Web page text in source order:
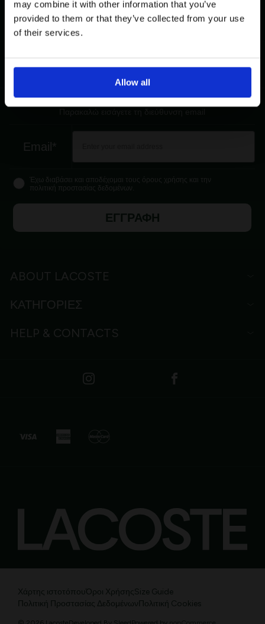
may combine it with other information that you’ve
provided to them or that they’ve collected from your use
of their services.
Allow all
Δωρεάν Αποστολές για Αγορές άνω
των 80€
Επικοινωνία
Εγγραφείτε στο Newsletter και κερδίστε 10%
Email*
Έχω διαβάσει και αποδέχομαι τους όρους χρήσης και την
πολιτική προστασίας δεδομένων.
ΕΓΓΡΑΦΗ
ABOUT LACOSTE
ΚΑΤΗΓΟΡΙΕΣ
HELP & CONTACTS
Χάρτης ιστοτόπουΌροι ΧρήσηςSize Guide
Πολιτική Προστασίας ΔεδομένωνΠολιτική Cookies
Με την εγγραφή σας, συμφωνείτε να λαμβάνετε
'Οχι, ευχαριστώ